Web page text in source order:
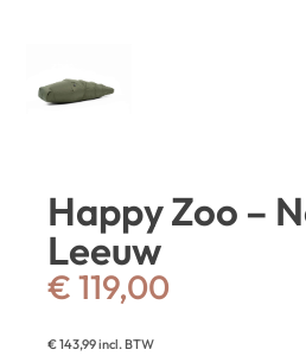
Happy Zoo –
Leeuw
€ 119,00
€143,99incl. BTW